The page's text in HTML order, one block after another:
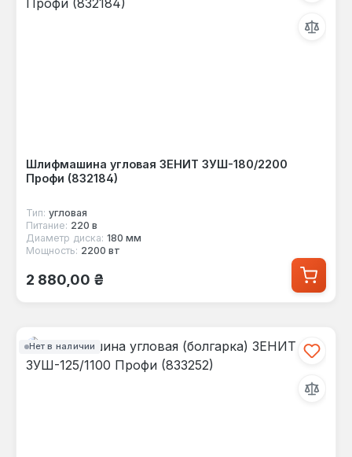
Шлифмашина угловая ЗЕНИТ ЗУШ-180/2200
Профи (832184)
Тип: угловая
Питание: 220 в
Диаметр диска: 180 мм
Мощность: 2200 вт
Обычная цена:
2 880,00 ₴
Нет в наличии